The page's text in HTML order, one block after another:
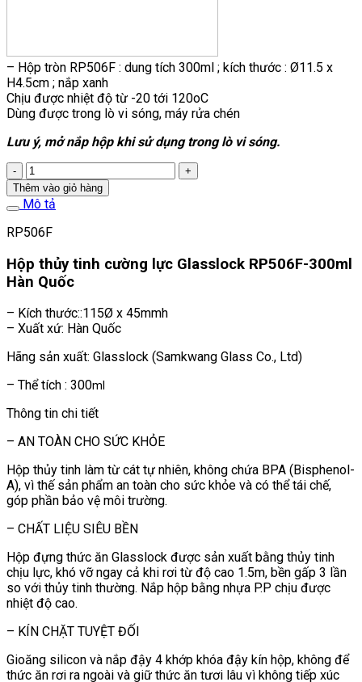
– Hộp tròn RP506F : dung tích 300ml ; kích thước : Ø11.5 x
H4.5cm ; nắp xanh
Chịu được nhiệt độ từ -20 tới 120oC
Dùng được trong lò vi sóng, máy rửa chén
Lưu ý, mở nắp hộp khi sử dụng trong lò vi sóng.
RP506F-
HỘP
THỦY
TINH
CƯỜNG
300ML
số
lượng
Thêm vào giỏ hàng
Mô tả
RP506F
Hộp thủy tinh cường lực Glasslock RP506F-300ml
Hàn Quốc
– Kích thước::115Ø x 45mmh
– Xuất xứ: Hàn Quốc
Hãng sản xuất: Glasslock (Samkwang Glass Co., Ltd)
– Thể tích : 300ml
Thông tin chi tiết
– AN TOÀN CHO SỨC KHỎE
Hộp thủy tinh làm từ cát tự nhiên, không chứa BPA (Bisphenol-
A), vì thế sản phẩm an toàn cho sức khỏe và có thể tái chế,
góp phần bảo vệ môi trường.
– CHẤT LIỆU SIÊU BỀN
Hộp đựng thức ăn Glasslock được sản xuất bằng thủy tinh
chịu lực, khó vỡ ngay cả khi rơi từ độ cao 1.5m, bền gấp 3 lần
so với thủy tinh thường. Nắp hộp bằng nhựa P.P chịu được
nhiệt độ cao.
– KÍN CHẶT TUYỆT ĐỐI
Gioăng silicon và nắp đậy 4 khớp khóa đậy kín hộp, không để
thức ăn rơi ra ngoài và giữ thức ăn tươi lâu vì không tiếp xúc